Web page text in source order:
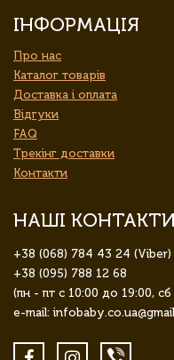
ІНФОРМАЦІЯ
Про нас
Каталог товарів
Доставка і оплата
Відгуки
FAQ
Трекінг доставки
Контакти
НАШІ КОНТАКТИ
+38 (068) 784 43 24 (Viber)
+38 (095) 788 12 68
(пн - пт с 10:00 до 19:00,
e-mail: